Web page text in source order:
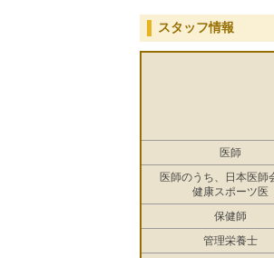
スタッフ情報
医師
医師のうち、日本医師
健康スポーツ医
保健師
管理栄養士